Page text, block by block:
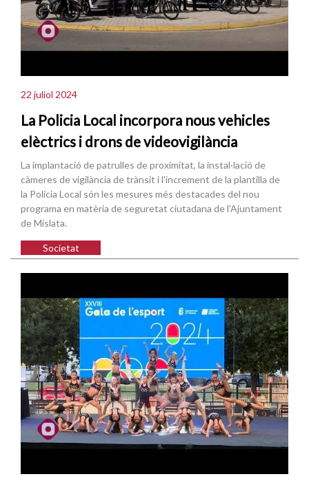
22 juliol 2024
La Policia Local incorpora nous vehicles
elèctrics i drons de videovigilància
La implantació de patrulles de proximitat, la instal·lació de
càmeres de vigilància de trànsit i l'increment de la plantilla de
la Policia Local són les mesures més destacades del nou
programa en matèria de seguretat ciutadana de l'Ajuntament
de Mislata.
Societat